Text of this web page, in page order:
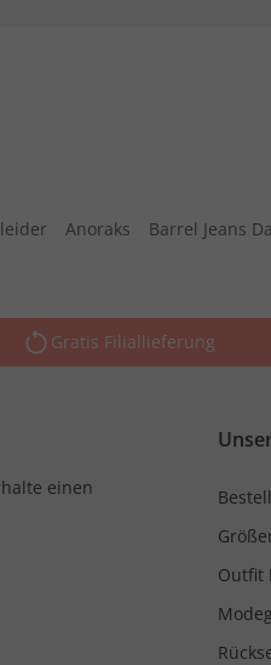
Anoraks Barrel Jeans
Gratis Filiallieferung
einen
Outfit